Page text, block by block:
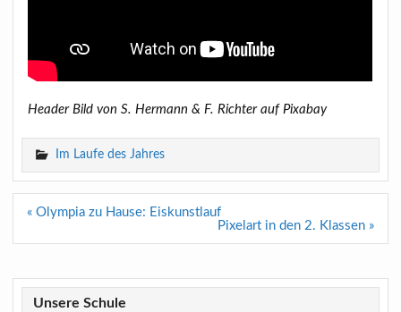
Header Bild von S. Hermann & F. Richter auf Pixabay
Im Laufe des Jahres
Beitragsnavigation
« Olympia zu Hause: Eiskunstlauf
Pixelart in den 2. Klassen »
Unsere Schule